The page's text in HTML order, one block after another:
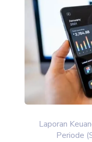
Laporan
Periode